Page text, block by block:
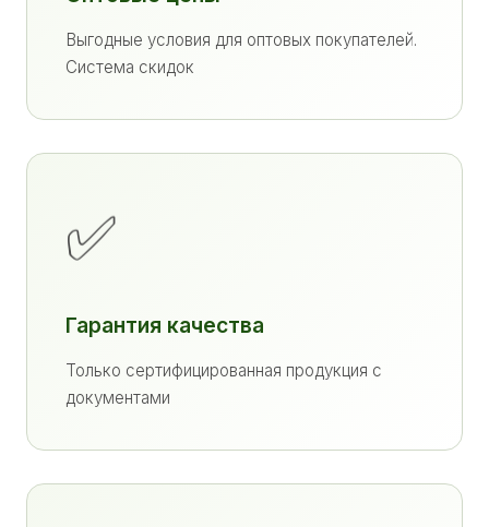
Выгодные условия для оптовых покупателей.
Система скидок
✅
Гарантия качества
Только сертифицированная продукция с
документами